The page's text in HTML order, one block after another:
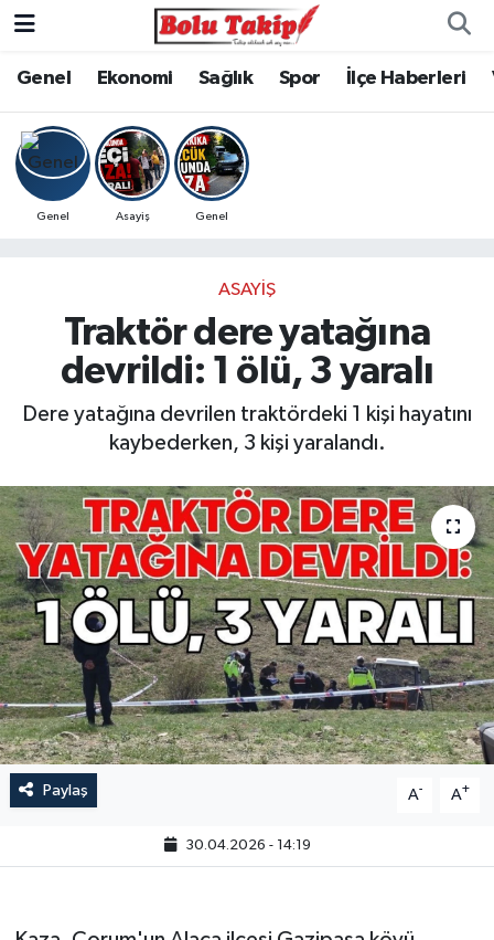
Genel Ekonomi Sağlık Spor İlçe Haberleri
Genel Asayiş Genel
ASAYIŞ
Traktör dere yatağına
devrildi: 1 ölü, 3 yaralı
Dere yatağına devrilen traktördeki 1 kişi hayatını
kaybederken, 3 kişi yaralandı.
Paylaş A- A+
30.04.2026 - 14:19